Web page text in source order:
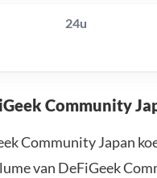
24u
Community
Community Japan
van DeFiGeek